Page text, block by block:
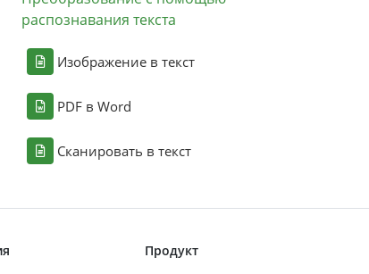
распознавания текста
Изображение в текст
PDF в Word
Сканировать в текст
Продукт